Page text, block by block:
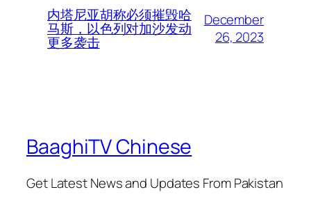
内塔尼亚胡称必须摧毁哈
马斯，以色列对加沙发动
更多袭击
December
26, 2023
BaaghiTV Chinese
Get Latest News and Updates From Pakistan